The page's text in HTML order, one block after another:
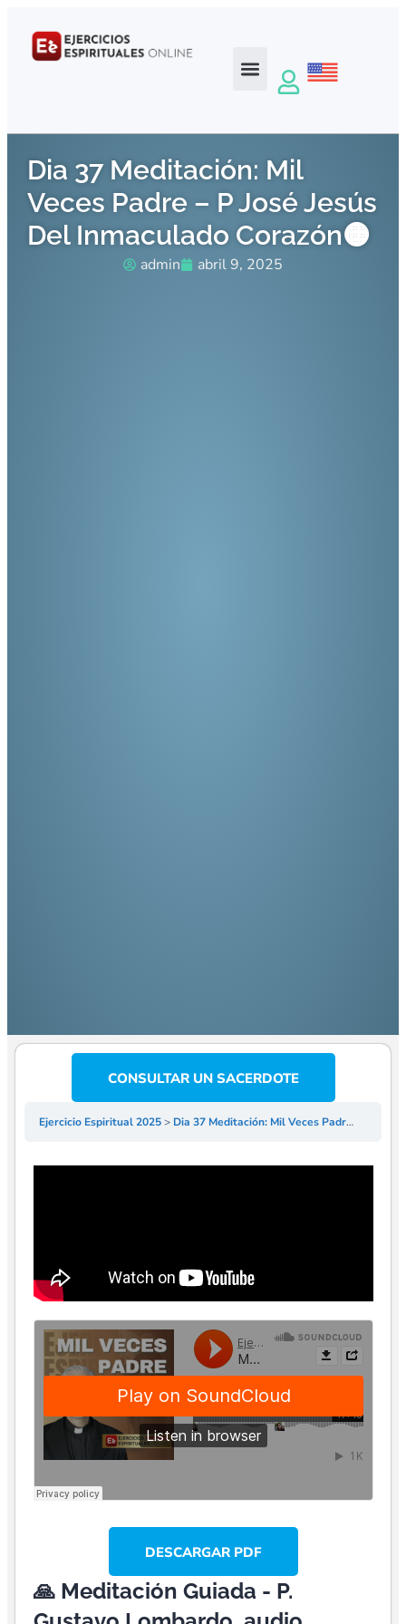
Dia 37 Meditación: Mil
Veces Padre – P José Jesús
Del Inmaculado Corazón🟠
admin abril 9, 2025
CONSULTAR UN SACERDOTE
Ejercicio Espiritual 2025 Dia 37 Meditación: Mil Veces Padre – P José Jesús del Inmaculado Corazón🟠
DESCARGAR PDF
🙏 Meditación Guiada - P.